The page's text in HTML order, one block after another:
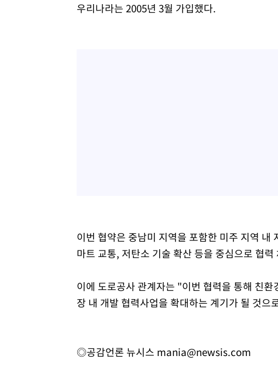
우리나라는 2005년 3월 가입했다.
이번 협약은 중남미 지역을 포함한 미주 지역
마트 교통, 저탄소 기술 확산 등을 중심으로 협
이에 도로공사 관계자는 "이번 협력을 통해 친
장 내 개발 협력사업을 확대하는 계기가 될 것으
◎공감언론 뉴시스 mania@newsis.com